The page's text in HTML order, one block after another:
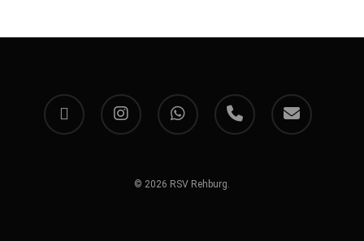
facebook instagram whatsapp phone email
© 2026 RSV Rehburg.